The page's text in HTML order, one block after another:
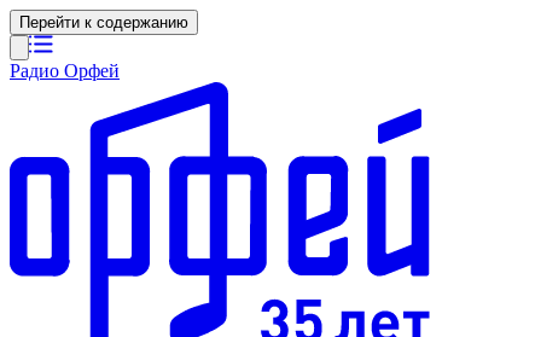
Перейти к содержанию
Радио Орфей